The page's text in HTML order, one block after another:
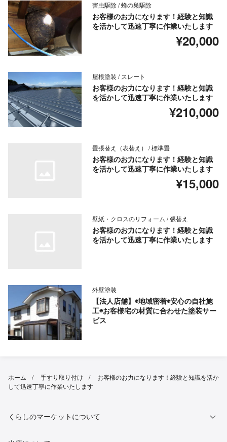
害虫駆除 / 蜂の巣駆除
お客様のお力になります！経験と知識
を活かして迅速丁寧に作業いたします
¥20,000
屋根塗装 / スレート
お客様のお力になります！経験と知識
を活かして迅速丁寧に作業いたします
¥210,000
畳張替え（表替え） / 標準畳
お客様のお力になります！経験と知識
を活かして迅速丁寧に作業いたします
¥15,000
壁紙・クロスのリフォーム / 張替え
お客様のお力になります！経験と知識
を活かして迅速丁寧に作業いたします
外壁塗装
【法人店舗】◉地域密着◉安心の自社施
工◉お客様宅の材質に合わせた塗装サー
ビス
ホーム 手すり取り付け
お客様のお力になります！経験と知識を活か
して迅速丁寧に作業いたします
くらしのマーケットについて